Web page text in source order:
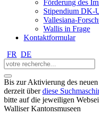
Förderung des
Stipendium DK-
Vallesiana-
Wallis in Frage
Kontaktformular
FR DE
Bis zur Aktivierung des
derzeit überdiese
bitte auf die jeweiligen
Walliser Kantonsmuseen